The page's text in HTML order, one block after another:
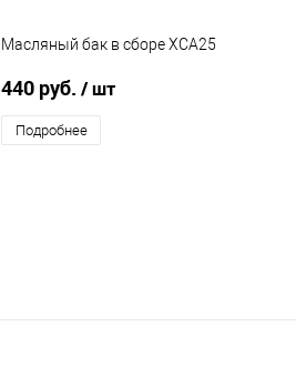
Масляный бак в сборе XCA25
440 руб. / шт
Подробнее